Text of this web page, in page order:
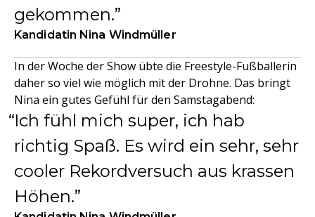
gekommen.
Kandidatin Nina Windmüller
In der Woche der Show übte die Freestyle-Fußballerin
daher so viel wie möglich mit der Drohne. Das bringt
Nina ein gutes Gefühl für den Samstagabend:
Ich fühl mich super, ich hab
richtig Spaß. Es wird ein sehr, sehr
cooler Rekordversuch aus krassen
Höhen.